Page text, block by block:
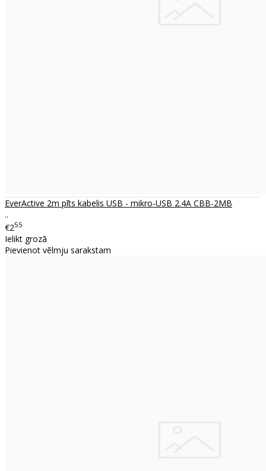
EverActive 2m pīts kabelis USB - mikro-USB 2.4A CBB-2MB
..
€255
Ielikt grozā
Pievienot vēlmju sarakstam